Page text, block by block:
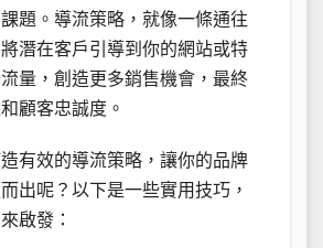
題。導流策略，就像一條通往
潛在客戶引導到你的網站或特
量，創造更多銷售機會，最終
顧客忠誠度。
有效的導流策略，讓你的品牌
出呢？以下是一些實用技巧，
啟發：